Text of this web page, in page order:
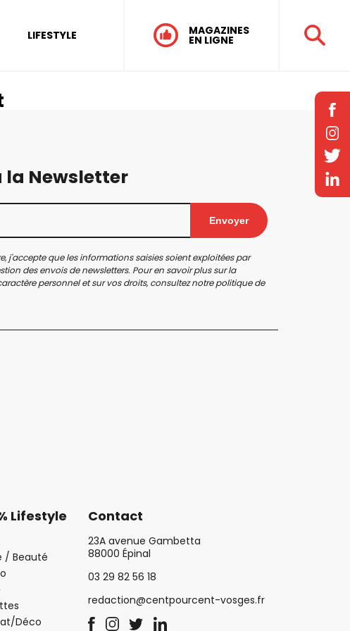
LIFESTYLE MAGAZINES
EN LIGNE
la Newsletter
Envoyer
j'accepte que les informations saisies soient exploitées par
des envois de newsletters. Pour en savoir plus sur la
personnel et sur vos droits, consultez notrepolitique de
Lifestyle
/ Beauté
Déco
Contact
23A avenue Gambetta
88000 Épinal
03 29 82 56 18
redaction@centpourcent-vosges.fr